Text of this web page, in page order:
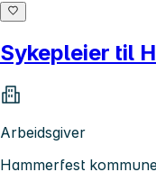
Sykepleier til
Arbeidsgiver
Hammerfest